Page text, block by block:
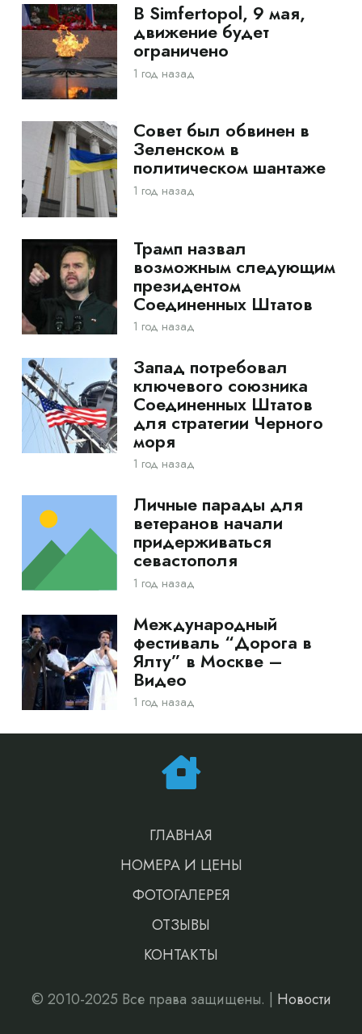
В Simfertopol, 9 мая,
движение будет
ограничено
1 год назад
Совет был обвинен в
Зеленском в
политическом шантаже
1 год назад
Трамп назвал
возможным следующим
президентом
Соединенных Штатов
1 год назад
Запад потребовал
ключевого союзника
Соединенных Штатов
для стратегии Черного
моря
1 год назад
Личные парады для
ветеранов начали
придерживаться
севастополя
1 год назад
Международный
фестиваль “Дорога в
Ялту” в Москве –
Видео
1 год назад
ГЛАВНАЯ
НОМЕРА И ЦЕНЫ
ФОТОГАЛЕРЕЯ
ОТЗЫВЫ
КОНТАКТЫ
© 2010-2025 Все права защищены. | Новости